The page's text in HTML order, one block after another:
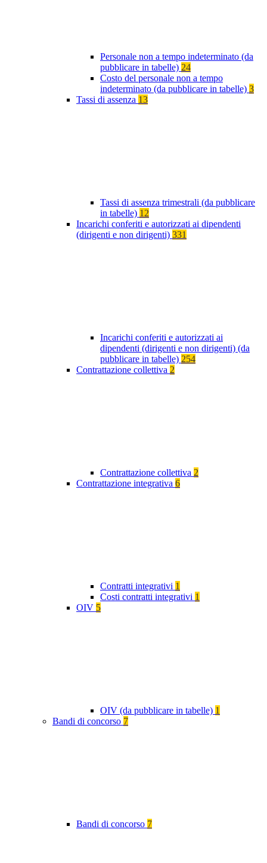
Personale non a tempo indeterminato (da
pubblicare in tabelle) 24
Costo del personale non a tempo
indeterminato (da pubblicare in tabelle) 3
Tassi di assenza 13
Tassi di assenza trimestrali (da pubblicare
in tabelle) 12
Incarichi conferiti e autorizzati ai dipendenti
(dirigenti e non dirigenti) 331
Incarichi conferiti e autorizzati ai
dipendenti (dirigenti e non dirigenti) (da
pubblicare in tabelle) 254
Contrattazione collettiva 2
Contrattazione collettiva 2
Contrattazione integrativa 6
Contratti integrativi 1
Costi contratti integrativi 1
OIV 5
OIV (da pubblicare in tabelle) 1
Bandi di concorso 7
Bandi di concorso 7